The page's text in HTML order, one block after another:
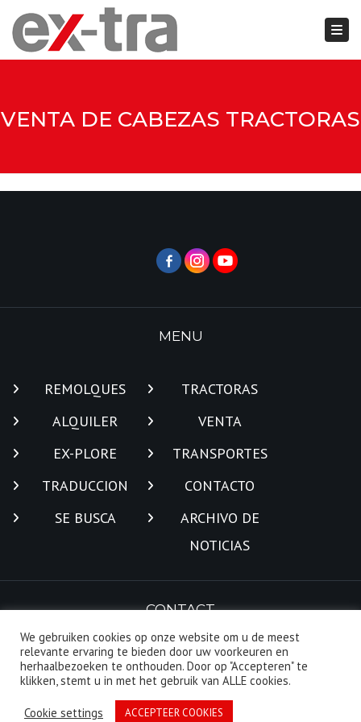
VENTA DE CABEZAS TRACTORAS
MENU
REMOLQUES
TRACTORAS
ALQUILER
VENTA
EX-PLORE
TRANSPORTES
TRADUCCION
CONTACTO
SE BUSCA
ARCHIVO DE
NOTICIAS
CONTACT
We gebruiken cookies op onze website om u de meest
relevante ervaring te bieden door uw voorkeuren en
herhaalbezoeken te onthouden. Door op "Accepteren" te
klikken, stemt u in met het gebruik van ALLE cookies.
Cookie settings ACCEPTEER COOKIES